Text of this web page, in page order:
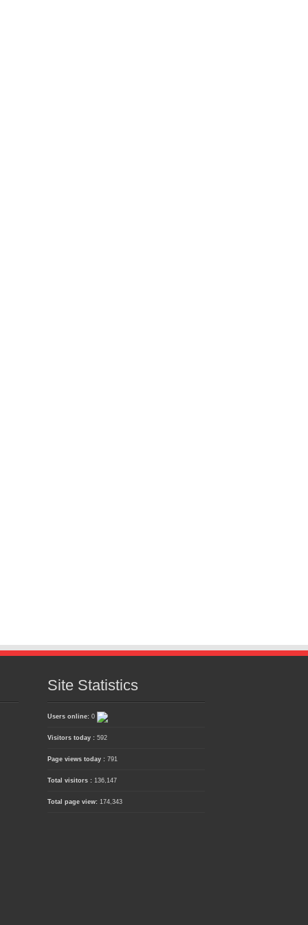
Site Statistics
Users online: 0
Visitors today : 592
Page views today : 791
Total visitors : 136,147
Total page view: 174,343